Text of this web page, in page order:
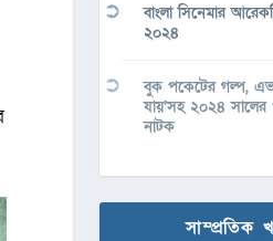
বাংলা সিনেমার
২০২৪
বুক পকেটের গল্প,
যায়’সহ ২০২৪
নাটক
সাম্প্রতিক